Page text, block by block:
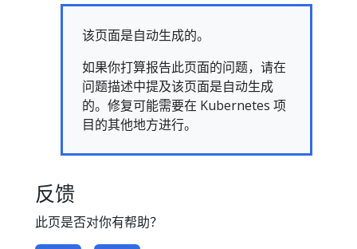
该页面是自动生成的。
如果你打算报告此页面的问题，请在
问题描述中提及该页面是自动生成
的。修复可能需要在 Kubernetes 项
目的其他地方进行。
反馈
此页是否对你有帮助？